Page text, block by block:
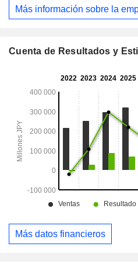
Más información sobre la
Cuenta de Resultados y
Más datos financieros